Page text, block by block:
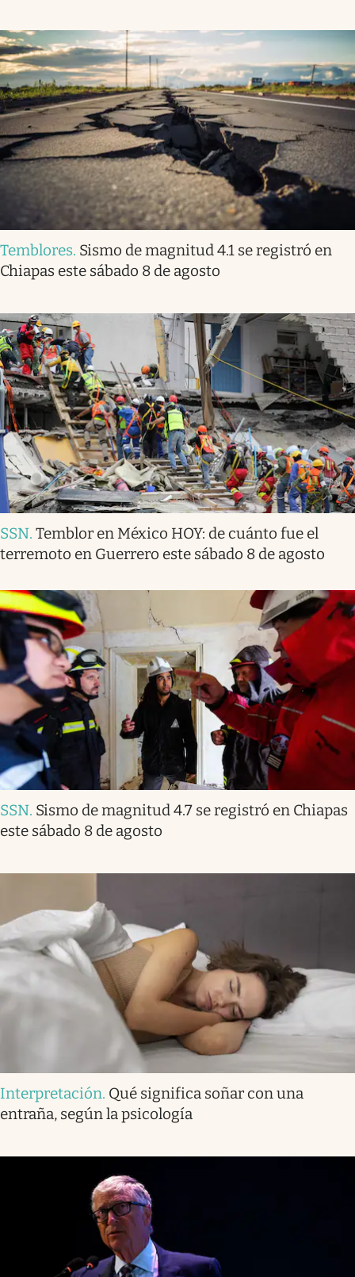
Temblores. Sismo de magnitud 4.1 se registró en
Chiapas este sábado 8 de agosto
SSN. Temblor en México HOY: de cuánto fue el
terremoto en Guerrero este sábado 8 de agosto
SSN. Sismo de magnitud 4.7 se registró en Chiapas
este sábado 8 de agosto
Interpretación. Qué significa soñar con una
entraña, según la psicología